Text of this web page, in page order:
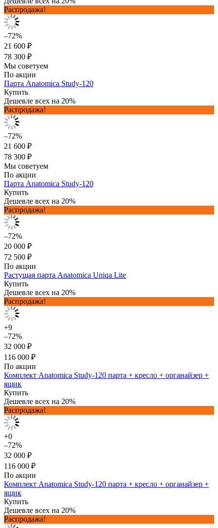
Распродажа!
–72%
21 600 ₽
78 300 ₽
Мы советуем
По акции
Парта Anatomica Study-120
Купить
Дешевле всех на 20%
Распродажа!
–72%
21 600 ₽
78 300 ₽
Мы советуем
По акции
Парта Anatomica Study-120
Купить
Дешевле всех на 20%
Распродажа!
–72%
20 000 ₽
72 500 ₽
По акции
Растущая парта Anatomica Uniqa Lite
Купить
Дешевле всех на 20%
Распродажа!
+9
–72%
32 000 ₽
116 000 ₽
По акции
Комплект Anatomica Study-120 парта + кресло + органайзер +
ящик
Купить
Дешевле всех на 20%
Распродажа!
+0
–72%
32 000 ₽
116 000 ₽
По акции
Комплект Anatomica Study-120 парта + кресло + органайзер +
ящик
Купить
Дешевле всех на 20%
Распродажа!